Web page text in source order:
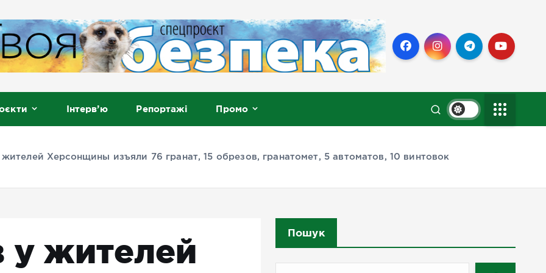
Інтерв’ю Репортажі Промо
жителей Херсонщины изъяли 76 гранат, 15 обрезов, гранатомет, 5 автоматов, 10 винтовок
у жителей
Пошук